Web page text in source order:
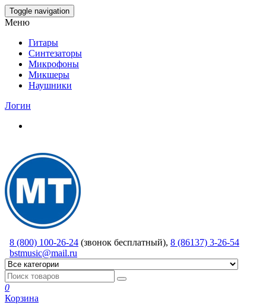
Skip
to
content
Toggle navigation
Меню
Гитары
Синтезаторы
Микрофоны
Микшеры
Наушники
Логин
8 (800) 100-26-24 (звонок бесплатный), 8 (86137) 3-26-54
bstmusic@mail.ru
0
Корзина